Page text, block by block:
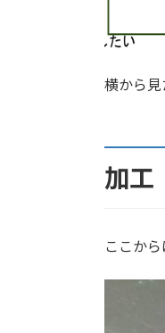
横から見
加工
ここから